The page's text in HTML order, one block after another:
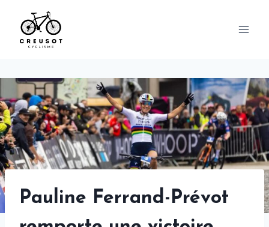
content
Pauline Ferrand-Prévot